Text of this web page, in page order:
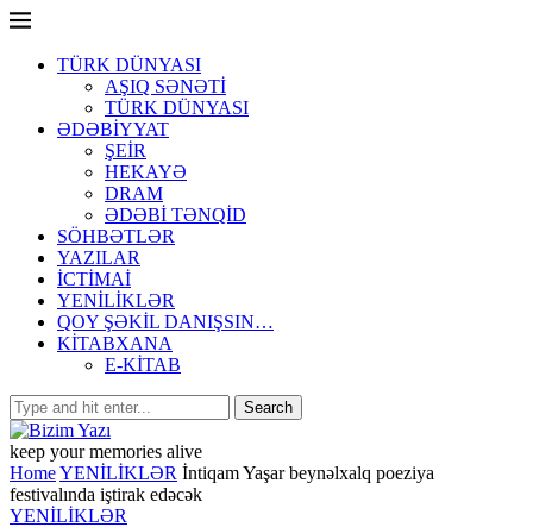
TÜRK DÜNYASI
AŞIQ SƏNƏTİ
TÜRK DÜNYASI
ƏDƏBİYYAT
ŞEİR
HEKAYƏ
DRAM
ƏDƏBİ TƏNQİD
SÖHBƏTLƏR
YAZILAR
İCTİMAİ
YENİLİKLƏR
QOY ŞƏKİL DANIŞSIN…
KİTABXANA
E-KİTAB
keep your memories alive
HomeYENİLİKLƏR İntiqam Yaşar beynəlxalq poeziya
festivalında iştirak edəcək
YENİLİKLƏR